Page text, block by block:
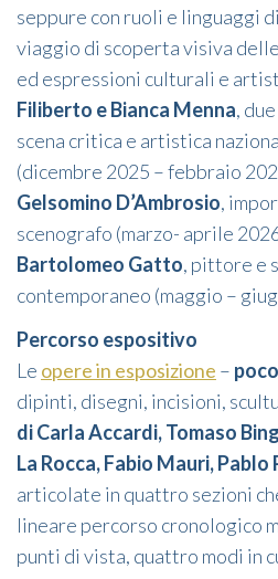
seppure con ruoli e linguaggi
viaggio di scoperta visiva
ed espressioni culturali e
Filiberto e Bianca Menna,
scena critica e artistica
(dicembre 2025 – febbraio
Gelsomino D’Ambrosio,
scenografo (marzo- aprile
Bartolomeo Gatto, pittore e
contemporaneo (maggio –
Percorso espositivo
Le opere in esposizione –
dipinti, disegni, incisioni,
di Carla Accardi, Tomaso
La Rocca, Fabio Mauri, Pablo
articolate in quattro sezioni
lineare percorso cronologico
punti di vista, quattro modi in